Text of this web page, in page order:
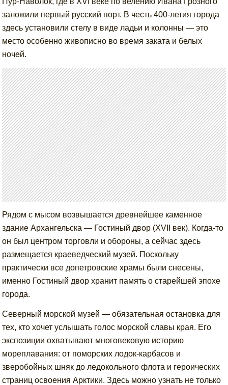
заложили первый русский порт. В честь 400-летия города
здесь установили стелу в виде ладьи и колонны — это
место особенно живописно во время заката и белых
ночей.
Рядом с мысом возвышается древнейшее каменное
здание Архангельска — Гостиный двор (XVII век). Когда-то
он был центром торговли и обороны, а сейчас здесь
размещается краеведческий музей. Поскольку
практически все допетровские храмы были снесены,
именно Гостиный двор хранит память о старейшей эпохе
города.
Северный морской музей — обязательная остановка для
тех, кто хочет услышать голос морской славы края. Его
экспозиции охватывают многовековую историю
мореплавания: от поморских лодок-карбасов и
зверобойных шняк до ледокольного флота и героических
страниц освоения Арктики. Здесь можно узнать не только